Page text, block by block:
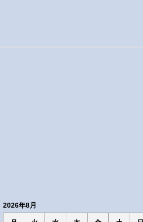
2026年8月